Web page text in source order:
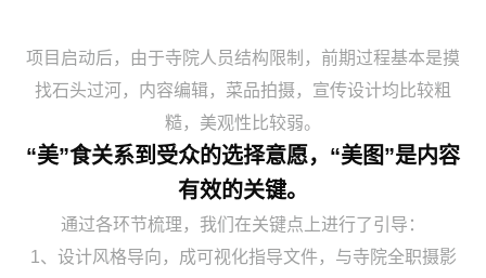
项目启动后，由于寺院人员结构限制，前期过程基本是摸
找石头过河，内容编辑，菜品拍摄，宣传设计均比较粗
糙，美观性比较弱。
“美”食关系到受众的选择意愿，“美图”是内容
有效的关键。
通过各环节梳理，我们在关键点上进行了引导：
1、设计风格导向，成可视化指导文件，与寺院全职摄影